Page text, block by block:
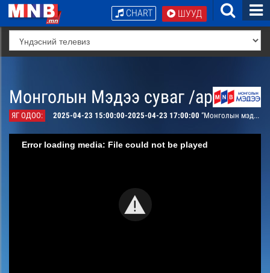
ШУУД
CHART
Монголын Мэдээ суваг /архив/
ЯГ ОДОО: 2025-04-23 15:00:00-2025-04-23 17:00:00 “Монголын мэдээ” мэдээллийн хөтөлбөр /давталт/
Error loading media: File could not be played